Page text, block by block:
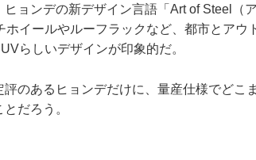
ヒョンデの新デザイン言語「Art of Steel（
ホイールやルーフラックなど、都市とアウ
らしいデザインが印象的だ。
評のあるヒョンデだけに、量産仕様でどこ
だろう。